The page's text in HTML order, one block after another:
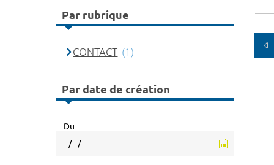
Par rubrique
CONTACT (1)
Par date de création
Du